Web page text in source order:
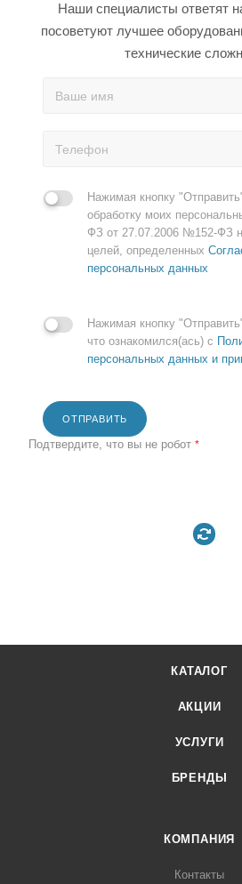
Наши специалисты ответят
посоветуют лучшее
технические
Нажимая кнопку
обработку моих
ФЗ от 27.07.2006 №152-ФЗ
целей, определенных
персональных данных
Нажимая кнопку
что ознакомился(ась) с
персональных данных и
ОТПРАВИТЬ
Подтвердите, что вы не робот *
КАТАЛОГ
АКЦИИ
УСЛУГИ
БРЕНДЫ
КОМПАНИЯ
Контакты